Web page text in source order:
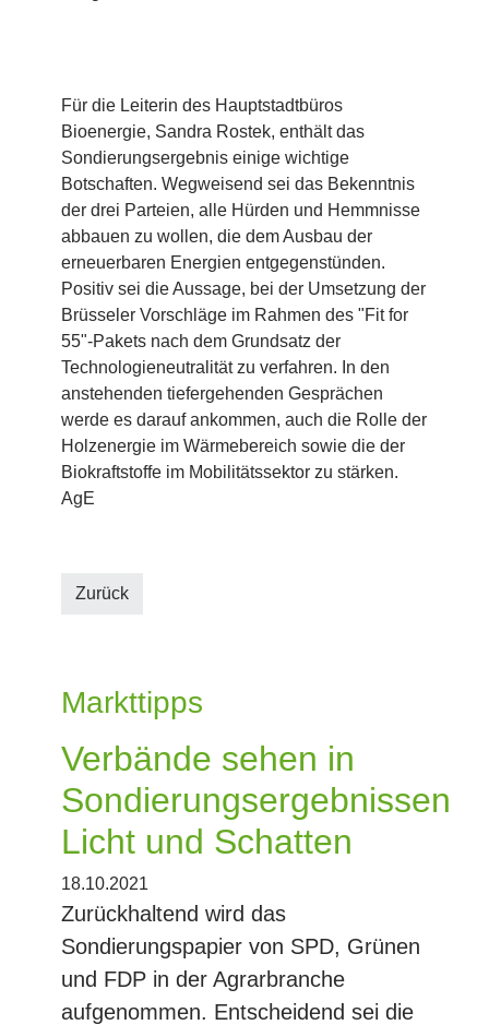
Für die Leiterin des Hauptstadtbüros
Bioenergie, Sandra Rostek, enthält das
Sondierungsergebnis einige wichtige
Botschaften. Wegweisend sei das Bekenntnis
der drei Parteien, alle Hürden und Hemmnisse
abbauen zu wollen, die dem Ausbau der
erneuerbaren Energien entgegenstünden.
Positiv sei die Aussage, bei der Umsetzung der
Brüsseler Vorschläge im Rahmen des "Fit for
55"-Pakets nach dem Grundsatz der
Technologieneutralität zu verfahren. In den
anstehenden tiefergehenden Gesprächen
werde es darauf ankommen, auch die Rolle der
Holzenergie im Wärmebereich sowie die der
Biokraftstoffe im Mobilitätssektor zu stärken.
AgE
Zurück
Markttipps
Verbände sehen in
Sondierungsergebnissen
Licht und Schatten
18.10.2021
Zurückhaltend wird das
Sondierungspapier von SPD, Grünen
und FDP in der Agrarbranche
aufgenommen. Entscheidend sei die